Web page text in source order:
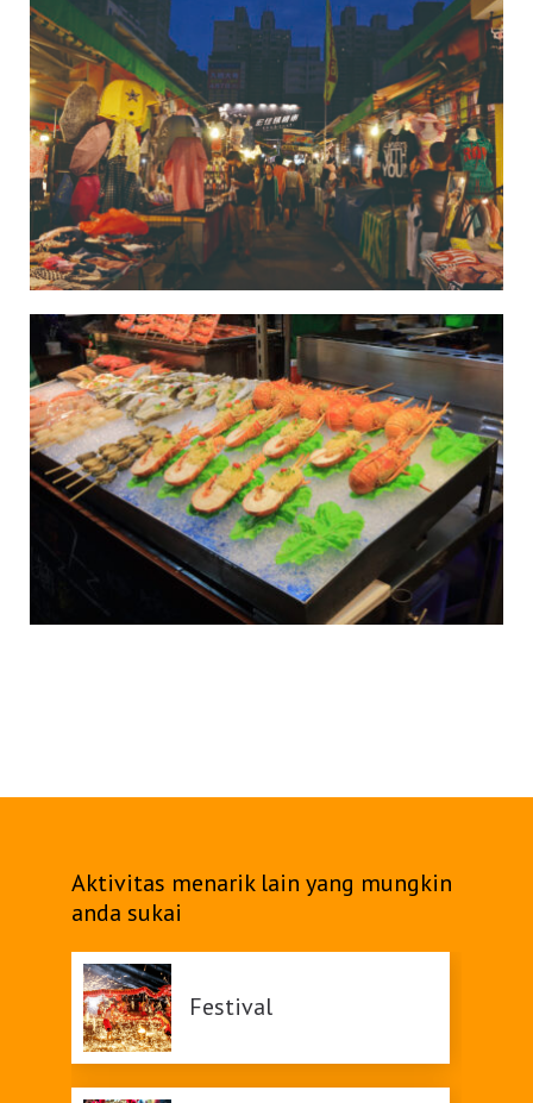
Belanja
Pasar Malam
Aktivitas menarik lain yang mungkin
anda sukai
Festival